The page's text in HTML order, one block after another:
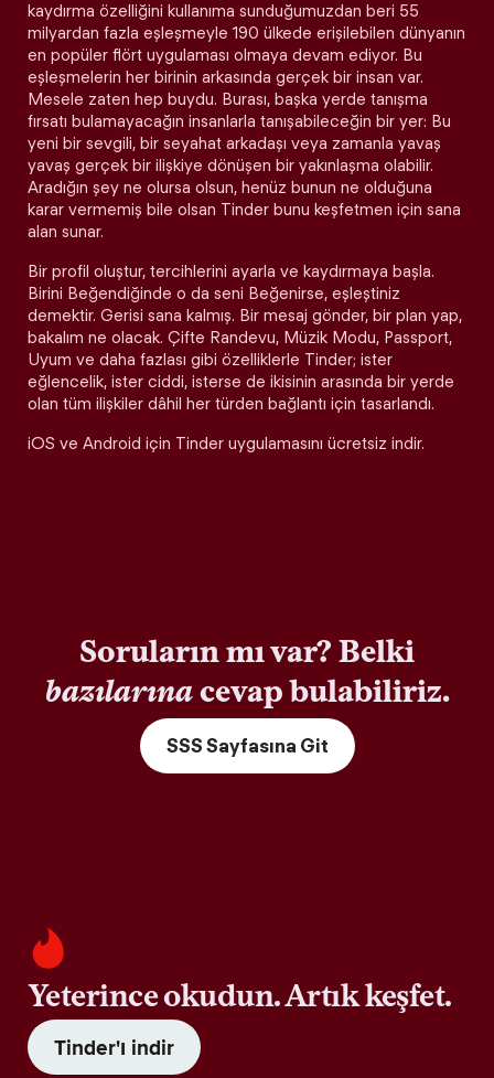
kaydırma özelliğini kullanıma sunduğumuzdan beri 55
milyardan fazla eşleşmeyle 190 ülkede erişilebilen dünyanın
en popüler flört uygulaması olmaya devam ediyor. Bu
eşleşmelerin her birinin arkasında gerçek bir insan var.
Mesele zaten hep buydu. Burası, başka yerde tanışma
fırsatı bulamayacağın insanlarla tanışabileceğin bir yer: Bu
yeni bir sevgili, bir seyahat arkadaşı veya zamanla yavaş
yavaş gerçek bir ilişkiye dönüşen bir yakınlaşma olabilir.
Aradığın şey ne olursa olsun, henüz bunun ne olduğuna
karar vermemiş bile olsan Tinder bunu keşfetmen için sana
alan sunar.
Bir profil oluştur, tercihlerini ayarla ve kaydırmaya başla.
Birini Beğendiğinde o da seni Beğenirse, eşleştiniz
demektir. Gerisi sana kalmış. Bir mesaj gönder, bir plan yap,
bakalım ne olacak. Çifte Randevu, Müzik Modu, Passport,
Uyum ve daha fazlası gibi özelliklerle Tinder; ister
eğlencelik, ister ciddi, isterse de ikisinin arasında bir yerde
olan tüm ilişkiler dâhil her türden bağlantı için tasarlandı.
iOS ve Android için Tinder uygulamasını ücretsiz indir.
Soruların mı var? Belki
bazılarınacevap bulabiliriz.
SSS Sayfasına Git
Yeterince okudun. Artık keşfet.
Tinder'ı indir